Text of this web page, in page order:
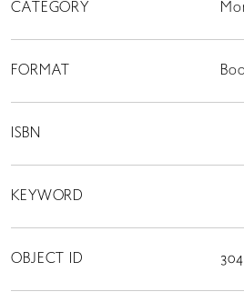
RETRACE
動画
CATEGORY
FORMAT
ISBN
KEYWORD
OBJECT ID